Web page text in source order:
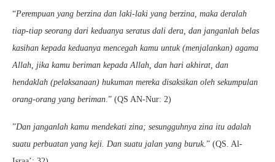
“Perempuan yang berzina dan laki-laki yang berzina, maka deralah
tiap-tiap seorang dari keduanya seratus dali dera, dan janganlah belas
kasihan kepada keduanya mencegah kamu untuk (menjalankan) agama
Allah, jika kamu beriman kepada Allah, dan hari akhirat, dan
hendaklah (pelaksanaan) hukuman mereka disaksikan oleh sekumpulan
orang-orang yang beriman.” (QS AN-Nur: 2)
”Dan janganlah kamu mendekati zina; sesungguhnya zina itu adalah
suatu perbuatan yang keji. Dan suatu jalan yang buruk.” (QS. Al-